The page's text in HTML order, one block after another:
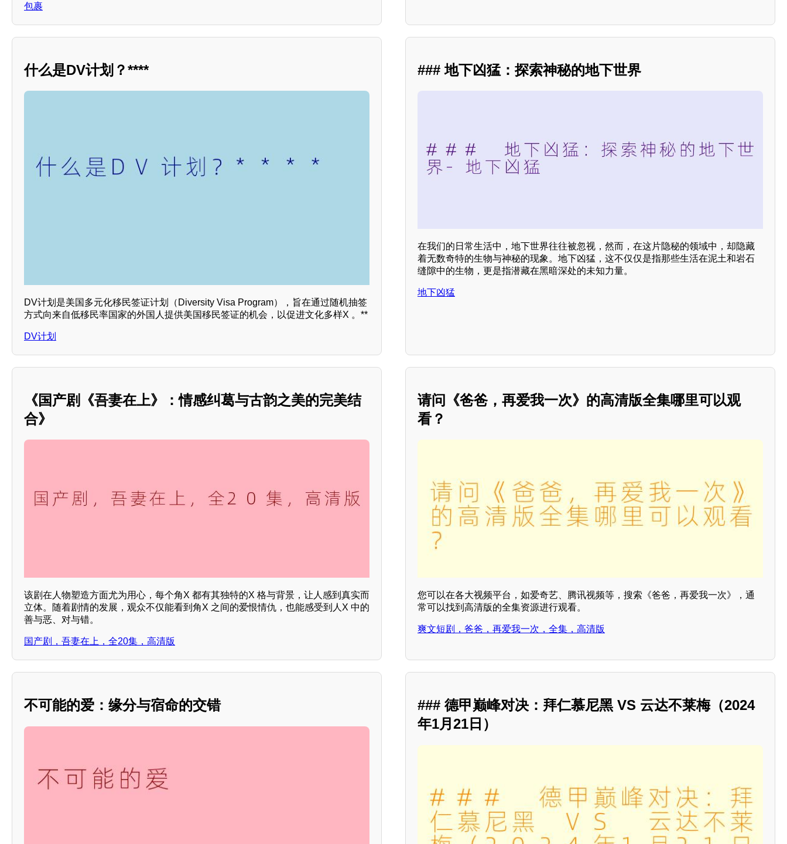
包裹
什么是DV计划？****
DV计划是美国多元化移民签证计划（Diversity Visa Program），旨在通过随机抽签
方式向来自低移民率国家的外国人提供美国移民签证的机会，以促进文化多样X 。**
DV计划
### 地下凶猛：探索神秘的地下世界
在我们的日常生活中，地下世界往往被忽视，然而，在这片隐秘的领域中，却隐藏
着无数奇特的生物与神秘的现象。地下凶猛，这不仅仅是指那些生活在泥土和岩石
缝隙中的生物，更是指潜藏在黑暗深处的未知力量。
地下凶猛
《国产剧《吾妻在上》：情感纠葛与古韵之美的完美结
合》
该剧在人物塑造方面尤为用心，每个角X 都有其独特的X 格与背景，让人感到真实而
立体。随着剧情的发展，观众不仅能看到角X 之间的爱恨情仇，也能感受到人X 中的
善与恶、对与错。
国产剧，吾妻在上，全20集，高清版
请问《爸爸，再爱我一次》的高清版全集哪里可以观
看？
您可以在各大视频平台，如爱奇艺、腾讯视频等，搜索《爸爸，再爱我一次》，通
常可以找到高清版的全集资源进行观看。
爽文短剧，爸爸，再爱我一次，全集，高清版
不可能的爱：缘分与宿命的交错
### 德甲巅峰对决：拜仁慕尼黑 VS 云达不莱梅（2024
年1月21日）